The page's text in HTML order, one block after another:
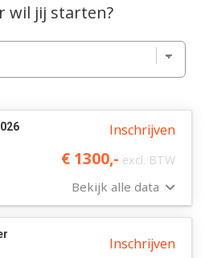
wil jij starten?
Inschrijven
Bekijk alle data
€ 1300,- excl. BTW
Inschrijven